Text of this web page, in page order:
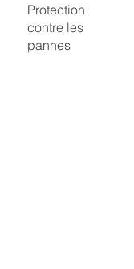
Protection
contre les
pannes